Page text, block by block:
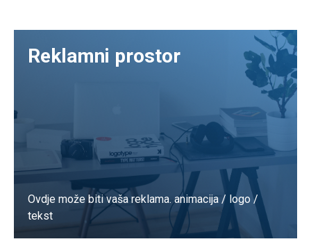
Reklamni prostor
Ovdje može biti vaša reklama. animacija / logo /
tekst